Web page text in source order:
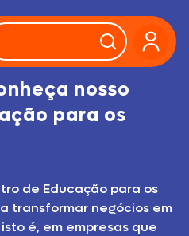
nosso
para os
de Educação para os
transformar negócios em
isto é, em empresas que